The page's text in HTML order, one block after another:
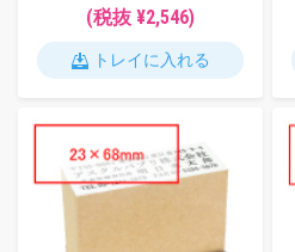
(税抜 ¥2,546)
トレイに入れる